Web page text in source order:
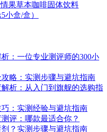
果草本咖啡固体饮料
小盒/盒）
：一位专业测评师的300小
略：实测步骤与避坑指南
析：从入门到旗舰的选购指
：实测经验与避坑指南
评：哪款最适合你？
？实测步骤与避坑指南